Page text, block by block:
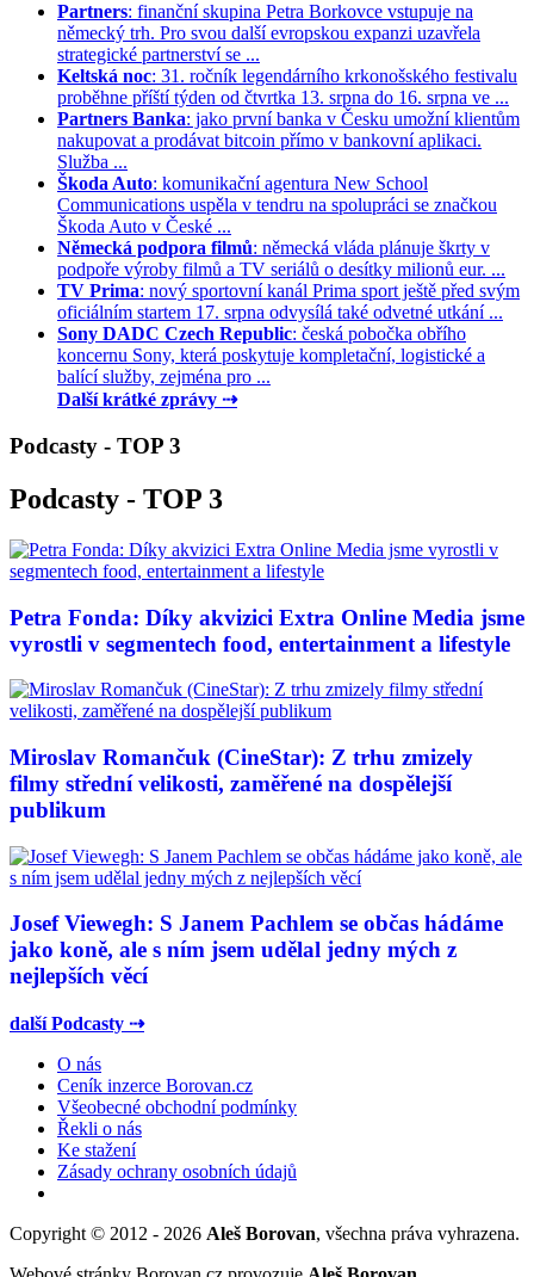
Partners: finanční skupina Petra Borkovce vstupuje na
německý trh. Pro svou další evropskou expanzi uzavřela
strategické partnerství se ...
Keltská noc: 31. ročník legendárního krkonošského festivalu
proběhne příští týden od čtvrtka 13. srpna do 16. srpna ve ...
Partners Banka: jako první banka v Česku umožní klientům
nakupovat a prodávat bitcoin přímo v bankovní aplikaci.
Služba ...
Škoda Auto: komunikační agentura New School
Communications uspěla v tendru na spolupráci se značkou
Škoda Auto v České ...
Německá podpora filmů: německá vláda plánuje škrty v
podpoře výroby filmů a TV seriálů o desítky milionů eur. ...
TV Prima: nový sportovní kanál Prima sport ještě před svým
oficiálním startem 17. srpna odvysílá také odvetné utkání ...
Sony DADC Czech Republic: česká pobočka obřího
koncernu Sony, která poskytuje kompletační, logistické a
balící služby, zejména pro ...
Další krátké zprávy ⇢
Podcasty - TOP 3
Podcasty - TOP 3
Petra Fonda: Díky akvizici Extra Online Media jsme
vyrostli v segmentech food, entertainment a lifestyle
Miroslav Romančuk (CineStar): Z trhu zmizely
filmy střední velikosti, zaměřené na dospělejší
publikum
Josef Viewegh: S Janem Pachlem se občas hádáme
jako koně, ale s ním jsem udělal jedny mých z
nejlepších věcí
další Podcasty ⇢
O nás
Ceník inzerce Borovan.cz
Všeobecné obchodní podmínky
Řekli o nás
Ke stažení
Zásady ochrany osobních údajů
Copyright © 2012 - 2026 Aleš Borovan, všechna práva vyhrazena.